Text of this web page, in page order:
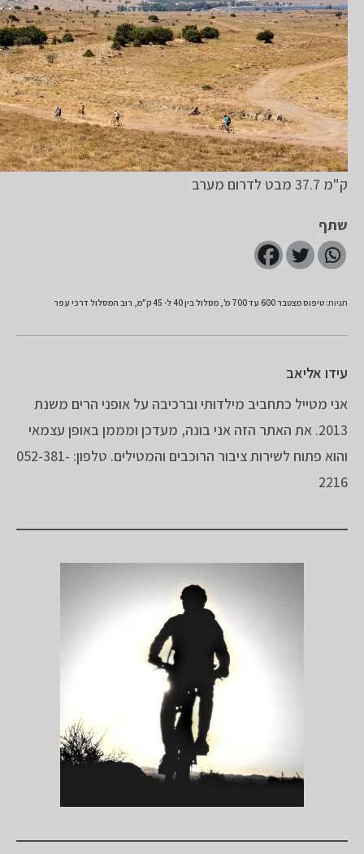
ק"מ 37.7 מבט לדרום מערב
שתף
תגיות: טיפוס מצטבר 600 עד 700 מ' , מסלול בין 40 ל- 45 ק"מ , רוב המסלול דרכי עפר
עידו אליאב
אני מטייל כתחביב מילדותי וברכיבה על אופני הרים משנת
2013. את האתר הזה אני בונה, מעדכן ומממן באופן עצמאי
והוא פתוח לשירות ציבור הרוכבים והמטילים. טלפון: 052-381-
2216